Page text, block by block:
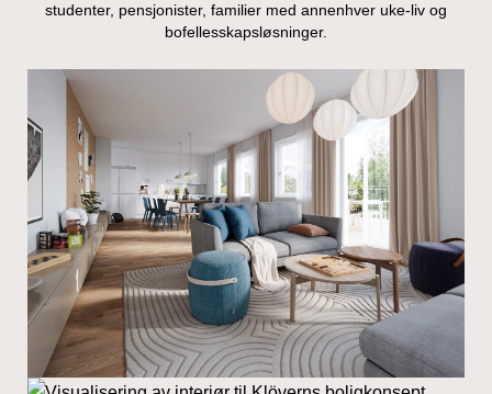
studenter, pensjonister, familier med annenhver uke-liv og
bofellesskapsløsninger.